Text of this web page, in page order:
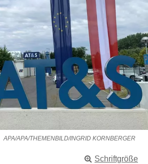
APA/APA/THEMENBILD/INGRID KORNBERGER
Schriftgröße